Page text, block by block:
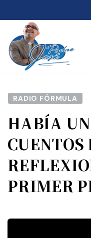
RADIO FÓRMULA
HABÍA
CUENTOS
PRIMER